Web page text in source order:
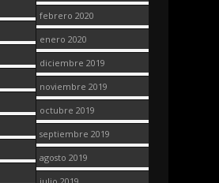
febrero 2020
enero 2020
diciembre 2019
noviembre 2019
octubre 2019
septiembre 2019
agosto 2019